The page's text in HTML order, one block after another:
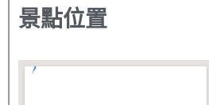
景點位置